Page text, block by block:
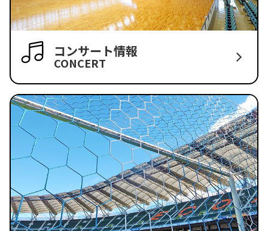
コンサート情報
CONCERT